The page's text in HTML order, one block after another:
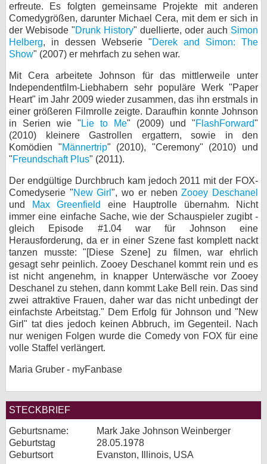
erfreute. Es folgten gemeinsame Projekte mit anderen
Comedygrößen, darunter Michael Cera, mit dem er sich in
der Webisode "Drunk History" duellierte, oder auch Simon
Helberg, in dessen Webserie "Derek and Simon: The
Show" (2007) er mehrfach zu sehen war.
Mit Cera arbeitete Johnson für das mittlerweile unter
Independentfilm-Liebhabern sehr populäre Werk "Paper
Heart" im Jahr 2009 wieder zusammen, das ihn erstmals in
einer größeren Filmrolle zeigte. Daraufhin konnte Johnson
in Serien wie " Lie to Me" (2009) und "FlashForward"
(2010) kleinere Gastrollen ergattern, sowie in den
Komödien "Männertrip" (2010), "Ceremony" (2010) und
"Freundschaft Plus" (2011).
Der endgültige Durchbruch kam jedoch 2011 mit der FOX-
Comedyserie "New Girl", wo er nebenZooey Deschanel
und
Max Greenfield
eine Hauptrolle übernahm. Nicht
immer eine einfache Sache, wie der Schauspieler zugibt -
gleich Episode #1.04 war für Johnson eine
Herausforderung, da er in einer Szene fast komplett nackt
tanzen musste: "[Diese Szene] zu filmen, war ehrlich
gesagt sehr peinlich. Zooey Deschanel kommt rein und es
ist nicht angenehm, in knapper Unterwäsche vor Zooey
Deschanel zu stehen, dann kommt Lake Bell rein. Das sind
zwei attraktive Frauen, daher war das nicht unbedingt der
einfachste Arbeitstag." Dem Erfolg für Johnson und "New
Girl" tat dies jedoch keinen Abbruch, im Gegenteil. Nach
nur wenigen Folgen wurde die Comedy von FOX für eine
volle Staffel verlängert.
Maria Gruber - myFanbase
STECKBRIEF
Geburtsname:
Mark Jake Johnson Weinberger
Geburtstag
28.05.1978
Geburtsort
Evanston, Illinois, USA
Impressum
Desktop-Ansicht
myFanbase